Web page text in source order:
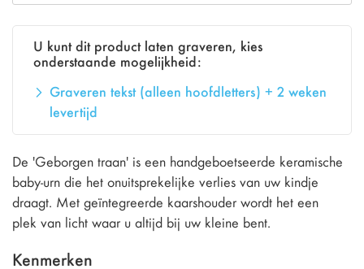
U kunt dit product laten graveren, kies
onderstaande mogelijkheid:
Graveren tekst (alleen hoofdletters) + 2 weken
levertijd
De 'Geborgen traan' is een handgeboetseerde keramische
baby-urn die het onuitsprekelijke verlies van uw kindje
draagt. Met geïntegreerde kaarshouder wordt het een
plek van licht waar u altijd bij uw kleine bent.
Kenmerken